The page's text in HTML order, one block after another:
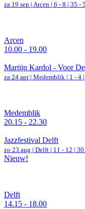
za 19 sep | Arcen | 6 - 8 | 35 -
Arcen
10.00 - 19.00
Martijn Kardol - Voor
za 24 apr | Medemblik | 1 - 4
Medemblik
20.15 - 22.30
Jazzfestival Delft
zo 23 aug | Delft | 11 - 12 |
Nieuw!
Delft
14.15 - 18.00